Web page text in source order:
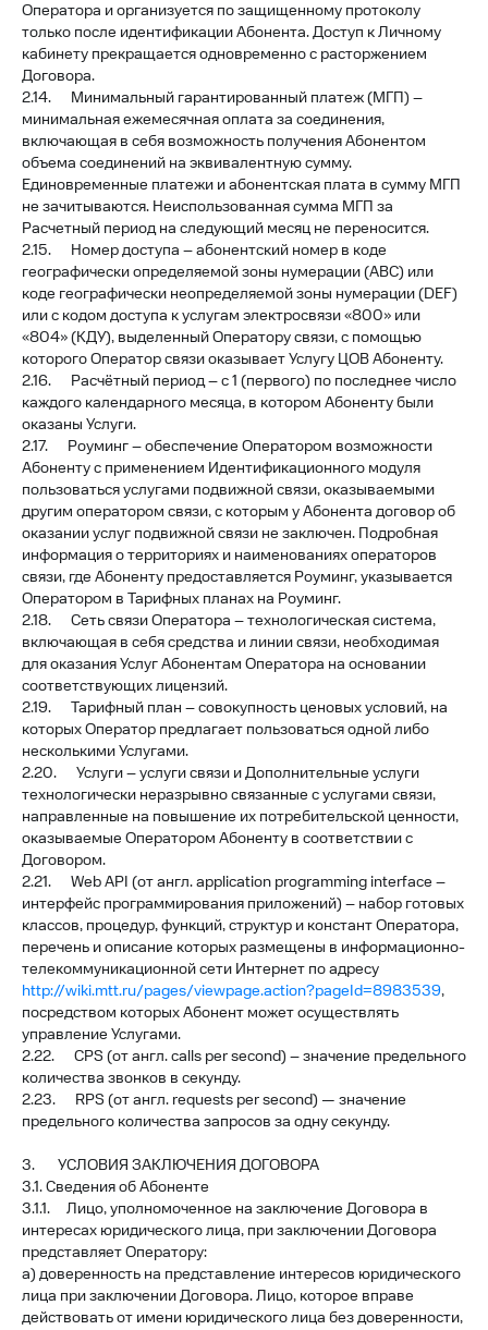
Оператора и организуется по защищенному протоколу
только после идентификации Абонента. Доступ к Личному
кабинету прекращается одновременно с расторжением
Договора.
2.14. Минимальный гарантированный платеж (МГП) –
минимальная ежемесячная оплата за соединения,
включающая в себя возможность получения Абонентом
объема соединений на эквивалентную сумму.
Единовременные платежи и абонентская плата в сумму МГП
не зачитываются. Неиспользованная сумма МГП за
Расчетный период на следующий месяц не переносится.
2.15. Номер доступа – абонентский номер в коде
географически определяемой зоны нумерации (АВС) или
коде географически неопределяемой зоны нумерации (DEF)
или с кодом доступа к услугам электросвязи «800» или
«804» (КДУ), выделенный Оператору связи, с помощью
которого Оператор связи оказывает Услугу ЦОВ Абоненту.
2.16. Расчётный период – с 1 (первого) по последнее число
каждого календарного месяца, в котором Абоненту были
оказаны Услуги.
2.17. Роуминг – обеспечение Оператором возможности
Абоненту с применением Идентификационного модуля
пользоваться услугами подвижной связи, оказываемыми
другим оператором связи, с которым у Абонента договор об
оказании услуг подвижной связи не заключен. Подробная
информация о территориях и наименованиях операторов
связи, где Абоненту предоставляется Роуминг, указывается
Оператором в Тарифных планах на Роуминг.
2.18. Сеть связи Оператора – технологическая система,
включающая в себя средства и линии связи, необходимая
для оказания Услуг Абонентам Оператора на основании
соответствующих лицензий.
2.19. Тарифный план – совокупность ценовых условий, на
которых Оператор предлагает пользоваться одной либо
несколькими Услугами.
2.20. Услуги – услуги связи и Дополнительные услуги
технологически неразрывно связанные с услугами связи,
направленные на повышение их потребительской ценности,
оказываемые Оператором Абоненту в соответствии с
Договором.
2.21. Web API (от англ. application programming interface –
интерфейс программирования приложений) – набор готовых
классов, процедур, функций, структур и констант Оператора,
перечень и описание которых размещены в информационно-
телекоммуникационной сети Интернет по адресу
http://wiki.mtt.ru/pages/viewpage.action?pageId=8983539,
посредством которых Абонент может осуществлять
управление Услугами.
2.22. CPS (от англ. сalls per second) – значение предельного
количества звонков в секунду.
2.23. RPS (от англ. requests per second) — значение
предельного количества запросов за одну секунду.
3. УСЛОВИЯ ЗАКЛЮЧЕНИЯ ДОГОВОРА
3.1. Сведения об Абоненте
3.1.1. Лицо, уполномоченное на заключение Договора в
интересах юридического лица, при заключении Договора
представляет Оператору:
а) доверенность на представление интересов юридического
лица при заключении Договора. Лицо, которое вправе
действовать от имени юридического лица без доверенности,